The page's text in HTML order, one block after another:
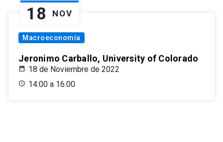
18 NOV
Macroeconomía
Jeronimo Carballo, University of Colorado
18 de Noviembre de 2022
14:00 a 16:00